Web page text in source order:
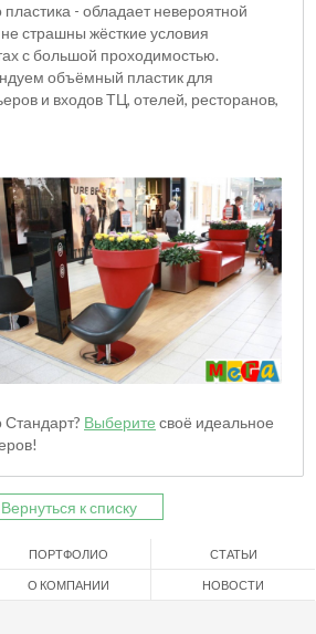
- обладает невероятной
страшны жёсткие условия
с большой проходимостью.
объёмный пластик для
и входов ТЦ, отелей, ресторанов,
Выберите своё идеальное
Вернуться к списку
ПОРТФОЛИО СТАТЬИ
О КОМПАНИИ НОВОСТИ